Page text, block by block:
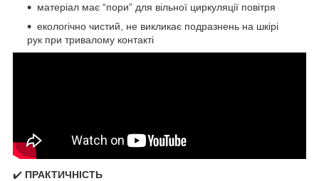
матеріал має “пори” для вільної циркуляції повітря
екологічно чистий, не викликає подразнень на шкірі
рук при тривалому контакті
✔️ ПРАКТИЧНІСТЬ